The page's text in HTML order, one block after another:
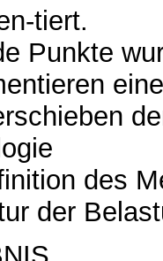
tiert.
Punkte
des
der